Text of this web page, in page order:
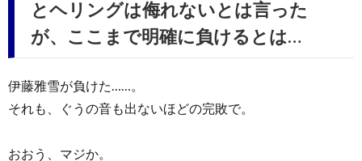
とヘリングは侮れないとは言った
が、ここまで明確に負けるとは…
伊藤雅雪が負けた……。
それも、ぐうの音も出ないほどの完敗で。
おおう、マジか。